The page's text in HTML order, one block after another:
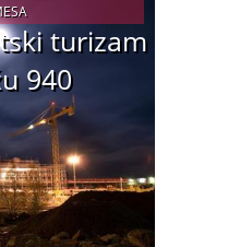
turizam
940